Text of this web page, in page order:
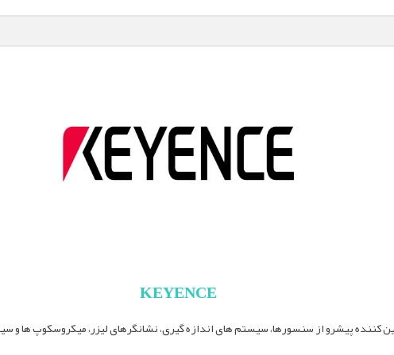
KEYENCE
کننده پیشرو از سنسورها، سیستم های اندازه گیری، نشانگرهای لیزر، میکروسکوپ ها و